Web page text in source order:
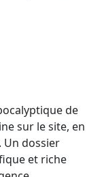
de
sur le site, en
Un dossier
et riche